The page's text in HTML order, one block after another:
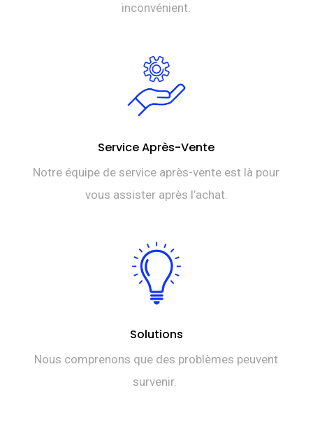
inconvénient.
Service Après-Vente
Notre équipe de service après-vente est là pour
vous assister après l’achat.
Solutions
Nous comprenons que des problèmes peuvent
survenir.